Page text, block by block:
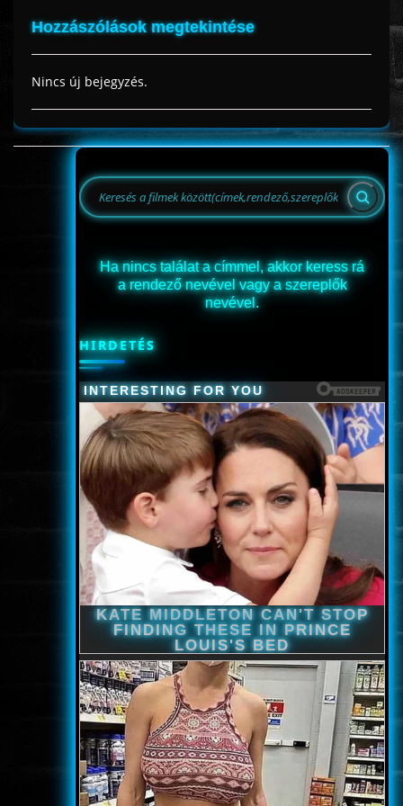
Hozzászólások megtekintése
Nincs új bejegyzés.
Ha nincs találat a címmel, akkor keress rá
a rendező nevével vagy a szereplők
nevével.
HIRDETÉS